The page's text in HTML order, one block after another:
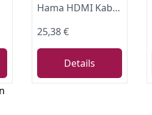
Hama HDMI Kabel 2m lang Ultra HD 8k (Ultra High Speed HDMI Cable mit HDR, HEC, eARC, vergoldet, Monitorkabel mit robustem Mantel, Verbindung von PC/Notebook mit Monitor, TV, Beamer, Playstation, XBOX)
25,38 €
Details